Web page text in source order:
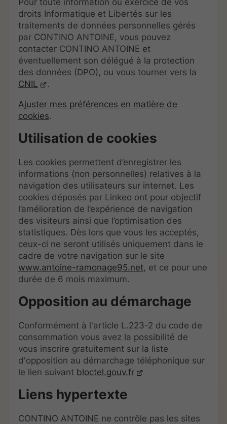
Pour toute information ou exercice de vos
droits Informatique et Libertés sur les
traitements de données personnelles gérés
par CONTINO ANTOINE, vous pouvez
contacter CONTINO ANTOINE et
éventuellement son délégué à la protection
des données (DPO), ou vous tourner vers la
CNIL
.
Ajuster mes préférences en matière de
cookies.
Utilisation de cookies
Les cookies permettent d’enregistrer les
informations (non personnelles) relatives à la
navigation des utilisateurs sur internet. Les
cookies déposés par Linkeo ont pour objectif
l’amélioration de l’expérience de navigation
des visiteurs ainsi que l’optimisation des
statistiques. Dès lors que vous les acceptés,
ceux-ci ne seront utilisés uniquement dans le
cadre de votre navigation sur le site
www.antoine-ramonage95.net, et ce pour une
durée de 6 mois maximum.
Opposition au démarchage
Conformément à l'article L.223-2 du code de
consommation vous avez la possibilité de
vous inscrire gratuitement sur la liste
d'opposition au démarchage téléphonique sur
le lien suivant bloctel.gouv.fr
Liens hypertexte
CONTINO ANTOINE ne contrôle pas les sites